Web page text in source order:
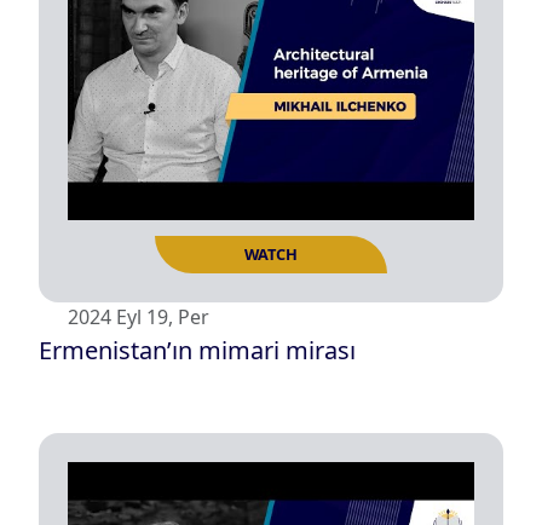
WATCH
2024 Eyl 19, Per
Ermenistan’ın mimari mirası